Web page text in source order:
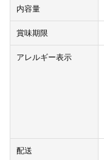
内容量
賞味期限
アレルギー表示
配送